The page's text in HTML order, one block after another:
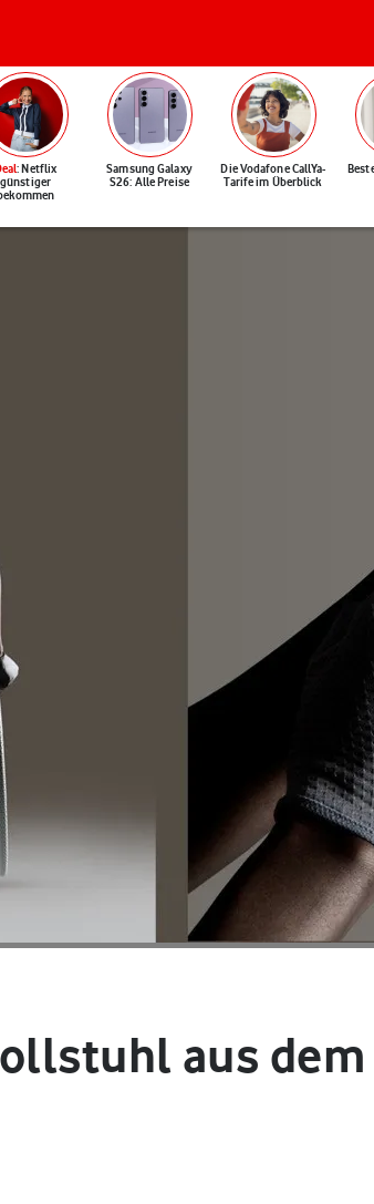
: Netflix
günstiger
Samsung Galaxy
S26: Alle Preise
Die Vodafone CallYa-
Tarife im Überblick
aus